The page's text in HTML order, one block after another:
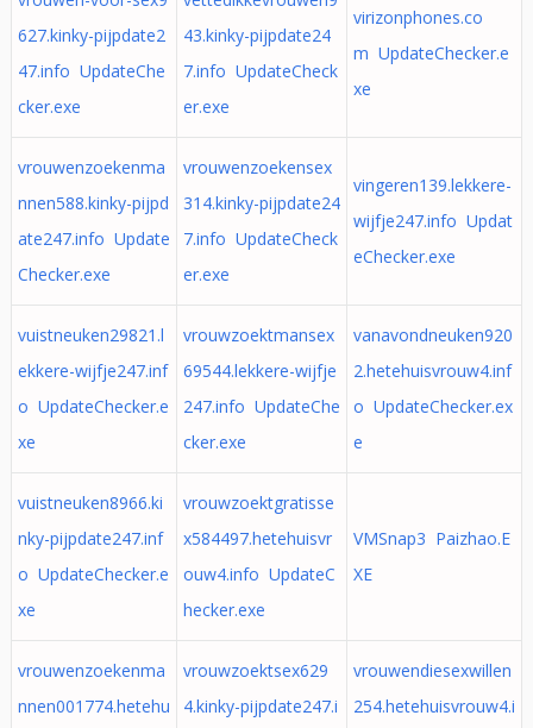
627.kinky-pijpdate2
47.info UpdateChe
cker.exe
43.kinky-pijpdate24
7.info UpdateCheck
er.exe
virizonphones.co
m UpdateChecker.e
xe
vrouwenzoekenma
nnen588.kinky-pijpd
ate247.info Update
Checker.exe
vrouwenzoekensex
314.kinky-pijpdate24
7.info UpdateCheck
er.exe
vingeren139.lekkere-
wijfje247.info Updat
eChecker.exe
vuistneuken29821.l
ekkere-wijfje247.inf
o UpdateChecker.e
xe
vrouwzoektmansex
69544.lekkere-wijfje
247.info UpdateChe
cker.exe
vanavondneuken920
2.hetehuisvrouw4.inf
o UpdateChecker.ex
e
vuistneuken8966.ki
nky-pijpdate247.inf
o UpdateChecker.e
xe
vrouwzoektgratisse
x584497.hetehuisvr
ouw4.info UpdateC
hecker.exe
VMSnap3 Paizhao.E
XE
vrouwenzoekenma
nnen001774.hetehu
vrouwzoektsex629
4.kinky-pijpdate247.i
vrouwendiesexwillen
254.hetehuisvrouw4.i